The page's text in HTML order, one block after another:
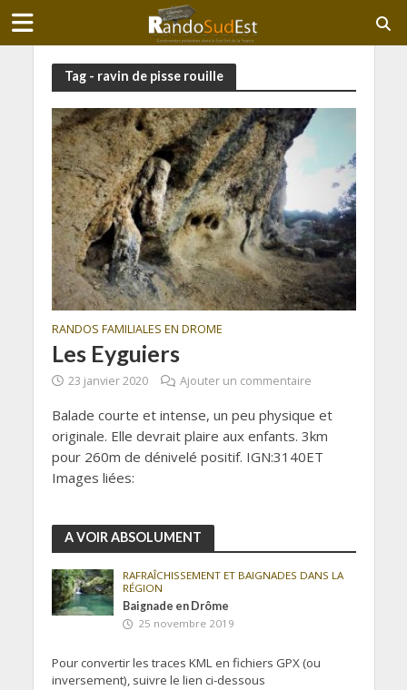
Tag - ravin de pisse rouille
RANDOS FAMILIALES EN DROME
Les Eyguiers
23 janvier 2020 Ajouter un commentaire
Balade courte et intense, un peu physique et
originale. Elle devrait plaire aux enfants. 3km
pour 260m de dénivelé positif. IGN:3140ET
Images liées:
A VOIR ABSOLUMENT
RAFRAÎCHISSEMENT ET BAIGNADES DANS LA
RÉGION
Baignade en Drôme
25 novembre 2019
Pour convertir les traces KML en fichiers GPX (ou
inversement), suivre le lien ci-dessous